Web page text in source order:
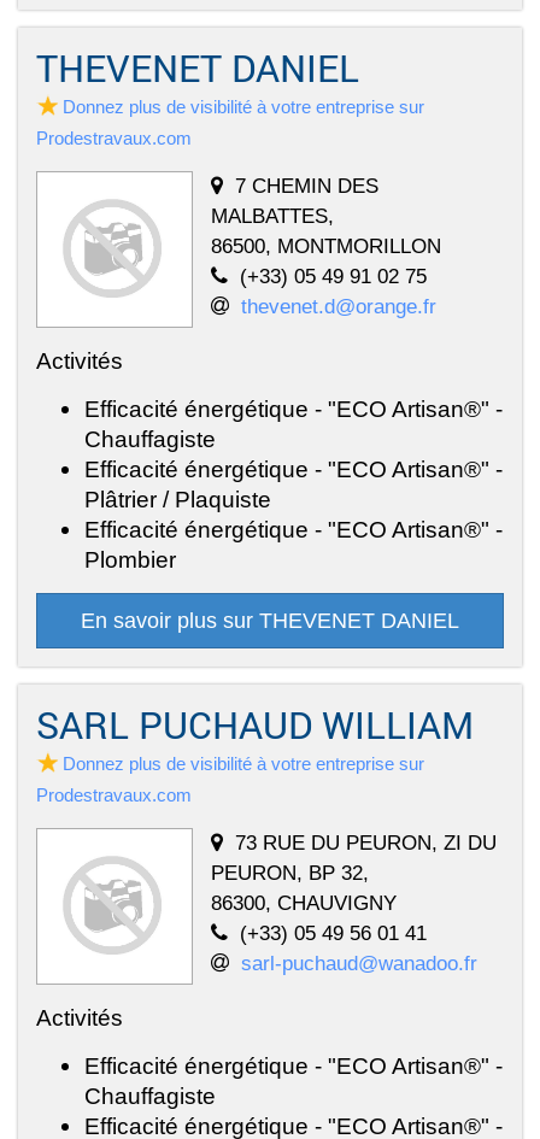
THEVENET DANIEL
Donnez plus de visibilité à votre entreprise sur
Prodestravaux.com
7 CHEMIN DES
MALBATTES,
86500, MONTMORILLON
(+33) 05 49 91 02 75
thevenet.d@orange.fr
Activités
Efficacité énergétique - "ECO Artisan®" -
Chauffagiste
Efficacité énergétique - "ECO Artisan®" -
Plâtrier / Plaquiste
Efficacité énergétique - "ECO Artisan®" -
Plombier
En savoir plus sur THEVENET DANIEL
SARL PUCHAUD WILLIAM
Donnez plus de visibilité à votre entreprise sur
Prodestravaux.com
73 RUE DU PEURON, ZI DU
PEURON, BP 32,
86300, CHAUVIGNY
(+33) 05 49 56 01 41
sarl-puchaud@wanadoo.fr
Activités
Efficacité énergétique - "ECO Artisan®" -
Chauffagiste
Efficacité énergétique - "ECO Artisan®" -